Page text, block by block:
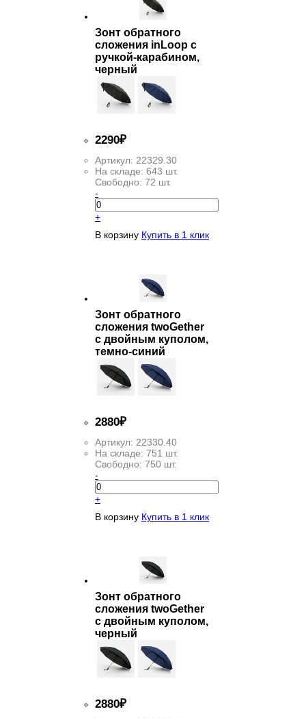
Зонт обратного
сложения inLoop с
ручкой-карабином,
черный
2290₽
Артикул: 22329.30
На складе: 643 шт.
Свободно: 72 шт.
-
+
В корзину Купить в 1 клик
Зонт обратного
сложения twoGether
с двойным куполом,
темно-синий
2880₽
Артикул: 22330.40
На складе: 751 шт.
Свободно: 750 шт.
-
+
В корзину Купить в 1 клик
Зонт обратного
сложения twoGether
с двойным куполом,
черный
2880₽